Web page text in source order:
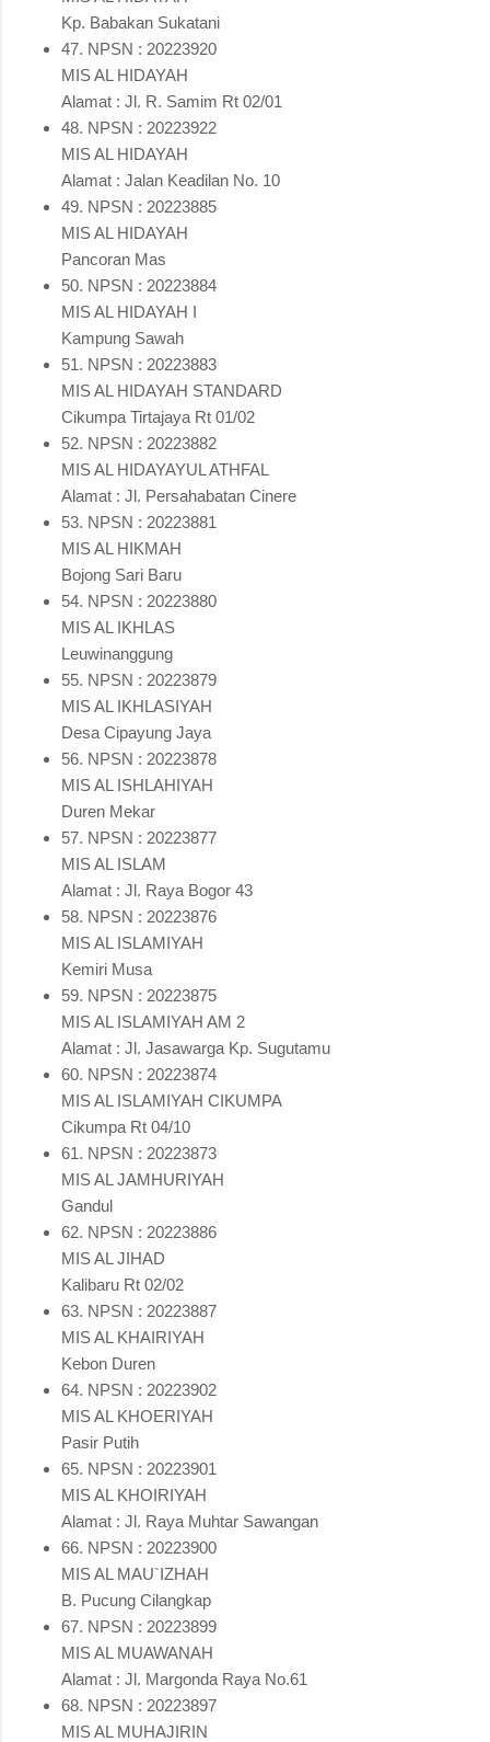
Kp. Babakan Sukatani
47. NPSN : 20223920
MIS AL HIDAYAH
Alamat : Jl. R. Samim Rt 02/01
48. NPSN : 20223922
MIS AL HIDAYAH
Alamat : Jalan Keadilan No. 10
49. NPSN : 20223885
MIS AL HIDAYAH
Pancoran Mas
50. NPSN : 20223884
MIS AL HIDAYAH I
Kampung Sawah
51. NPSN : 20223883
MIS AL HIDAYAH STANDARD
Cikumpa Tirtajaya Rt 01/02
52. NPSN : 20223882
MIS AL HIDAYAYUL ATHFAL
Alamat : Jl. Persahabatan Cinere
53. NPSN : 20223881
MIS AL HIKMAH
Bojong Sari Baru
54. NPSN : 20223880
MIS AL IKHLAS
Leuwinanggung
55. NPSN : 20223879
MIS AL IKHLASIYAH
Desa Cipayung Jaya
56. NPSN : 20223878
MIS AL ISHLAHIYAH
Duren Mekar
57. NPSN : 20223877
MIS AL ISLAM
Alamat : Jl. Raya Bogor 43
58. NPSN : 20223876
MIS AL ISLAMIYAH
Kemiri Musa
59. NPSN : 20223875
MIS AL ISLAMIYAH AM 2
Alamat : Jl. Jasawarga Kp. Sugutamu
60. NPSN : 20223874
MIS AL ISLAMIYAH CIKUMPA
Cikumpa Rt 04/10
61. NPSN : 20223873
MIS AL JAMHURIYAH
Gandul
62. NPSN : 20223886
MIS AL JIHAD
Kalibaru Rt 02/02
63. NPSN : 20223887
MIS AL KHAIRIYAH
Kebon Duren
64. NPSN : 20223902
MIS AL KHOERIYAH
Pasir Putih
65. NPSN : 20223901
MIS AL KHOIRIYAH
Alamat : Jl. Raya Muhtar Sawangan
66. NPSN : 20223900
MIS AL MAU`IZHAH
B. Pucung Cilangkap
67. NPSN : 20223899
MIS AL MUAWANAH
Alamat : Jl. Margonda Raya No.61
68. NPSN : 20223897
MIS AL MUHAJIRIN